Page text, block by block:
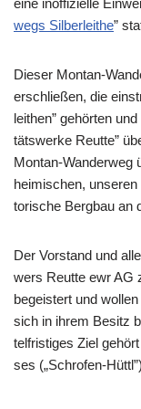
eine inof­fi­zi­el­le
wegs Sil­ber­lei­t­he”
Die­ser Mon­tan-
erschlie­ßen, die
leit­hen” gehör­ten
täts­wer­ke Reut­te”
Mon­tan-Wan­der­weg
hei­mi­schen,
to­ri­sche Berg­bau an
Der Vor­stand und
wers Reut­te ewr AG
begeis­tert und
sich in ihrem Besitz
tel­fris­ti­ges Ziel
ses („Schr­ofen-